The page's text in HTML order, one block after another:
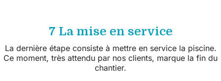
7 La mise en service
La dernière étape consiste à mettre en service la piscine.
Ce moment, très attendu par nos clients, marque la fin du
chantier.